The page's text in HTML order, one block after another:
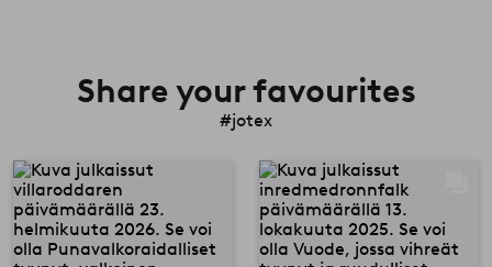
Share your favourites
#jotex